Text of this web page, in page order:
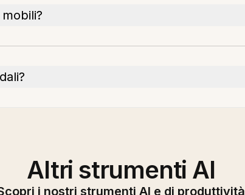
Altri strumenti AI
i nostri strumenti AI e di produttività